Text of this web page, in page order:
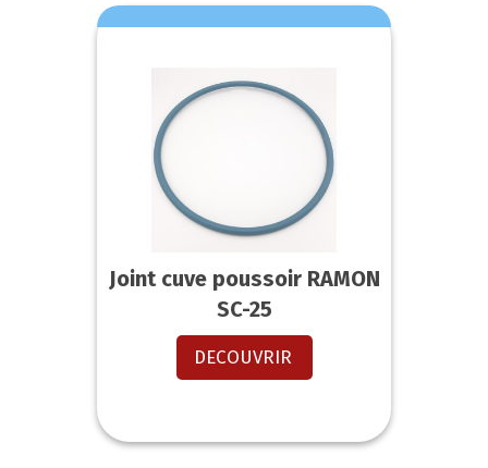
Joint cuve poussoir RAMON
SC-25
DECOUVRIR